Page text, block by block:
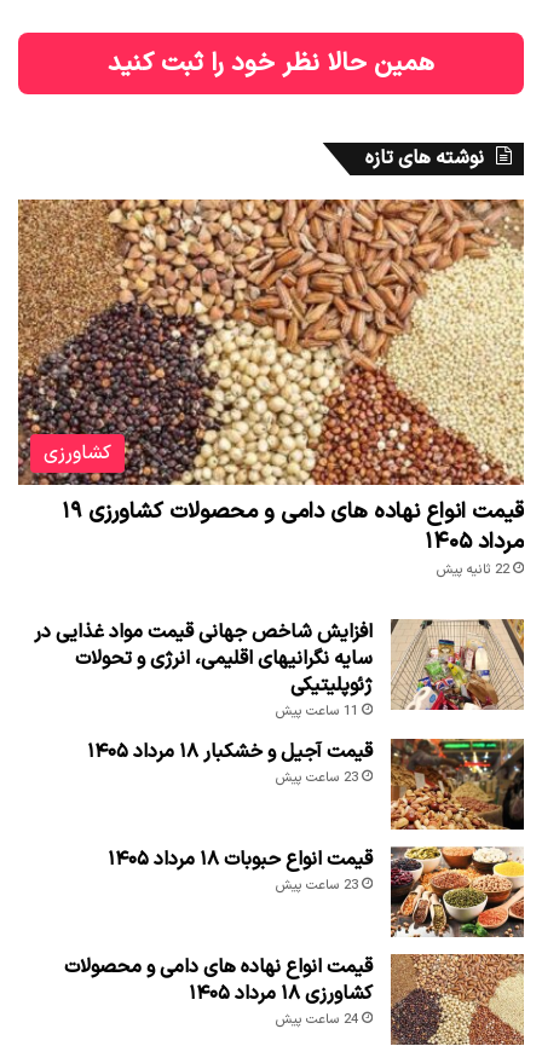
همین حالا نظر خود را ثبت کنید
نوشته های تازه
کشاورزی
قیمت انواع نهاده های دامی و محصولات کشاورزی ۱۹
مرداد ۱۴۰۵
22 ثانیه پیش
افزایش شاخص جهانی قیمت مواد غذایی در
سایه نگرانیهای اقلیمی، انرژی و تحولات
ژئوپلیتیکی
11 ساعت پیش
قیمت آجیل و خشکبار ۱۸ مرداد ۱۴۰۵
23 ساعت پیش
قیمت انواع حبوبات ۱۸ مرداد ۱۴۰۵
23 ساعت پیش
قیمت انواع نهاده های دامی و محصولات
کشاورزی ۱۸ مرداد ۱۴۰۵
24 ساعت پیش